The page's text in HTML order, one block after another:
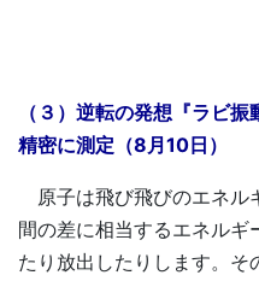
（３）逆転の発想『ラビ
精密に測定（8月10日）
原子は飛び飛びのエネル
間の差に相当するエネルギ
たり放出したりします。そ